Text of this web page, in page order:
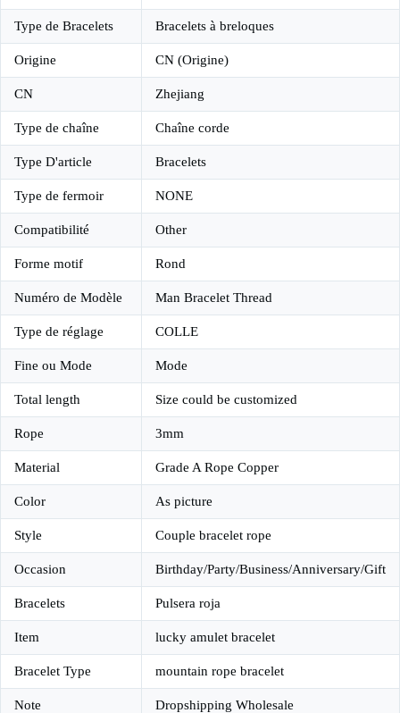
Type de Bracelets Bracelets à breloques
Origine CN (Origine)
CN Zhejiang
Type de chaîne Chaîne corde
Type D'article Bracelets
Type de fermoir NONE
Compatibilité Other
Forme motif Rond
Numéro de Modèle Man Bracelet Thread
Type de réglage COLLE
Fine ou Mode Mode
Total length Size could be customized
Rope 3mm
Material Grade A Rope Copper
Color As picture
Style Couple bracelet rope
Occasion Birthday/Party/Business/Anniversary/Gift
Bracelets Pulsera roja
Item lucky amulet bracelet
Bracelet Type mountain rope bracelet
Note Dropshipping Wholesale